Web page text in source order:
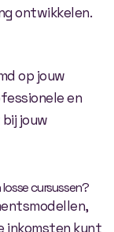
ontwikkelen.
op jouw
en
jouw
cursussen?
inkomsten kunt